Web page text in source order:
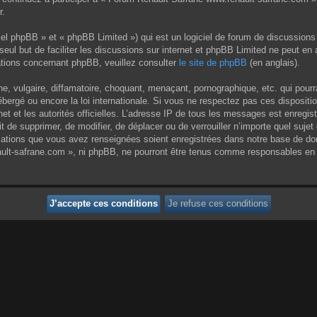
phpBB » et « phpBB Limited ») qui est un logiciel de forum de
but de faciliter les discussions sur internet et phpBB Limited ne peut
concernant phpBB, veuillez consulter le site de phpBB (en anglais).
vulgaire, diffamatoire, choquant, menaçant, pornographique, etc. qui
ou encore la loi internationale. Si vous ne respectez pas ces
et les autorités officielles. L’adresse IP de tous les messages est
supprimer, de modifier, de déplacer ou de verrouiller n’importe quel
que vous avez renseignées soient enregistrées dans notre base de
safrane.com », ni phpBB, ne pourront être tenus comme responsables